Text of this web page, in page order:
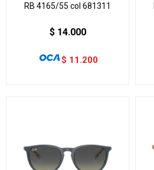
RB 4165/55 col 681311
$ 14.000
$ 11.200